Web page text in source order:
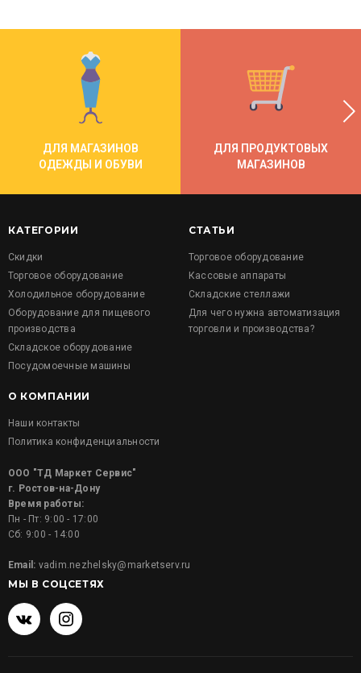
ДЛЯ МАГАЗИНОВ
ОДЕЖДЫ И ОБУВИ
ДЛЯ ПРОДУКТОВЫХ
МАГАЗИНОВ
КАТЕГОРИИ
Скидки
Торговое оборудование
Холодильное оборудование
Оборудование для пищевого
производства
Складское оборудование
Посудомоечные машины
СТАТЬИ
Торговое оборудование
Кассовые аппараты
Складские стеллажи
Для чего нужна автоматизация
торговли и производства?
О КОМПАНИИ
Наши контакты
Политика конфиденциальности
ООО "ТД Маркет Сервис"
г. Ростов-на-Дону
Время работы:
Пн - Пт: 9:00 - 17:00
Сб: 9:00 - 14:00
Email: vadim.nezhelsky@marketserv.ru
МЫ В СОЦСЕТЯХ